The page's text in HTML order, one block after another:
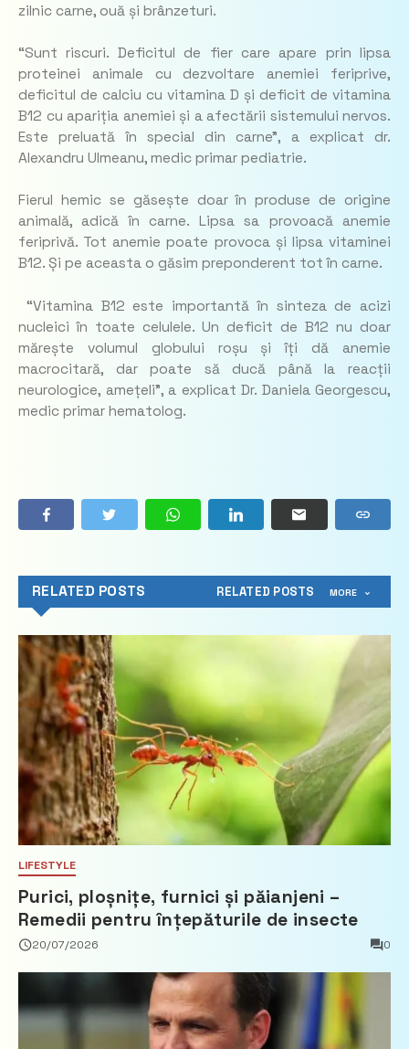
zilnic carne, ouă și brânzeturi.
“Sunt riscuri. Deficitul de fier care apare prin lipsa
proteinei animale cu dezvoltare anemiei feriprive,
deficitul de calciu cu vitamina D și deficit de vitamina
B12 cu apariția anemiei și a afectării sistemului nervos.
Este preluată în special din carne”, a explicat dr.
Alexandru Ulmeanu, medic primar pediatrie.
Fierul hemic se găsește doar în produse de origine
animală, adică în carne. Lipsa sa provoacă anemie
feriprivă. Tot anemie poate provoca și lipsa vitaminei
B12. Și pe aceasta o găsim preponderent tot în carne.
“Vitamina B12 este importantă în sinteza de acizi
nucleici în toate celulele. Un deficit de B12 nu doar
mărește volumul globului roșu și îți dă anemie
macrocitară, dar poate să ducă până la reacții
neurologice, amețeli”, a explicat Dr. Daniela Georgescu,
medic primar hematolog.
RELATED POSTS RELATED POSTS MORE
LIFESTYLE
Purici, ploșnițe, furnici și păianjeni –
Remedii pentru înțepăturile de insecte
20/07/2026 0